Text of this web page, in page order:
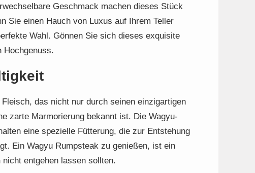
Geschmack machen dieses Stück
Sie einen Hauch von Luxus auf Ihrem Teller
Wahl. Gönnen Sie sich dieses exquisite
Hochgenuss.
das nicht nur durch seinen einzigartigen
zarte Marmorierung bekannt ist. Die Wagyu-
eine spezielle Fütterung, die zur Entstehung
Ein Wagyu Rumpsteak zu genießen, ist ein
entgehen lassen sollten.